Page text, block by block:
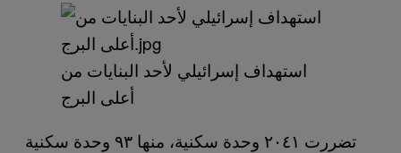
استهداف إسرائيلي لأحد البنايات من
أعلى البرج
تضررت ٢٠٤١ وحدة سكنية، منها ٩٣ وحدة سكنية